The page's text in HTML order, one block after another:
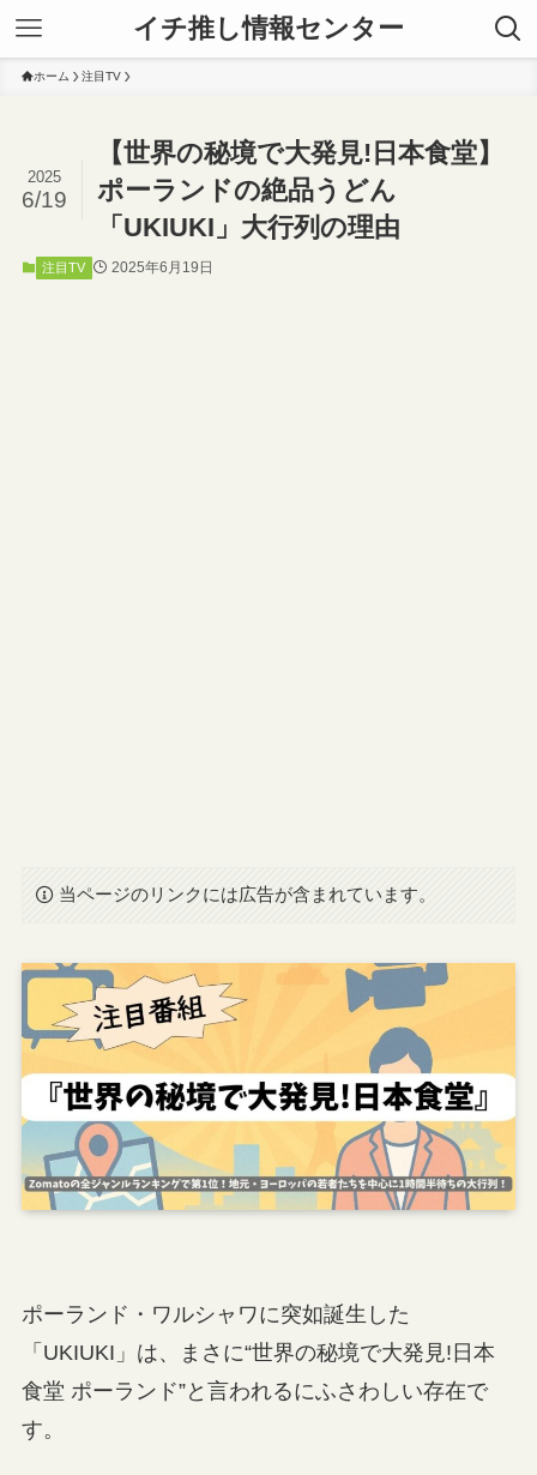
イチ推し情報センター
ホーム 注目TV
【世界の秘境で大発見!日本食堂】
ポーランドの絶品うどん
「UKIUKI」大行列の理由
2025
6/19
注目TV 2025年6月19日
当ページのリンクには広告が含まれています。
ポーランド・ワルシャワに突如誕生した
「UKIUKI」は、まさに“世界の秘境で大発見!日本
食堂 ポーランド”と言われるにふさわしい存在で
す。